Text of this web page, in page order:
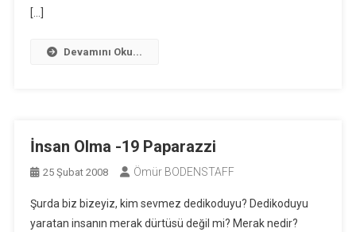
[…]
Devamını Oku...
İnsan Olma -19 Paparazzi
25 Şubat 2008 Ömür BODENSTAFF
Şurda biz bizeyiz, kim sevmez dedikoduyu? Dedikoduyu
yaratan insanın merak dürtüsü değil mi? Merak nedir?